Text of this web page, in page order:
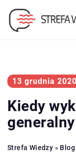
13 grudnia 2020
Kiedy
Strefa Wiedzy » Blog